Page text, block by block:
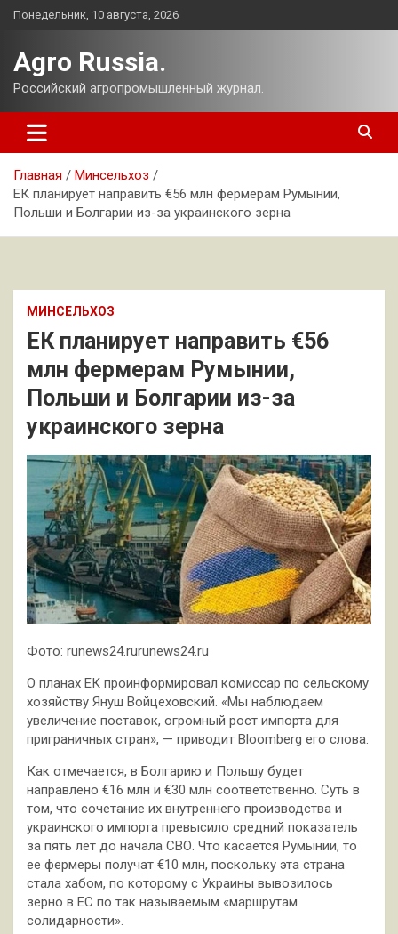
Перейти
Понедельник, 10 августа, 2026
Agro Russia.
Российский агропромышленный журнал.
Главная
Минсельхоз
ЕК планирует направить €56 млн фермерам Румынии,
Польши и Болгарии из-за украинского зерна
МИНСЕЛЬХОЗ
ЕК планирует направить €56
млн фермерам Румынии,
Польши и Болгарии из-за
украинского зерна
Фото: runews24.rurunews24.ru
О планах ЕК проинформировал комиссар по сельскому
хозяйству Януш Войцеховский. «Мы наблюдаем
увеличение поставок, огромный рост импорта для
приграничных стран», — приводит Bloomberg его слова.
Как отмечается, в Болгарию и Польшу будет
направлено €16 млн и €30 млн соответственно. Суть в
том, что сочетание их внутреннего производства и
украинского импорта превысило средний показатель
за пять лет до начала СВО. Что касается Румынии, то
ее фермеры получат €10 млн, поскольку эта страна
стала хабом, по которому с Украины вывозилось
зерно в ЕС по так называемым «маршрутам
солидарности».